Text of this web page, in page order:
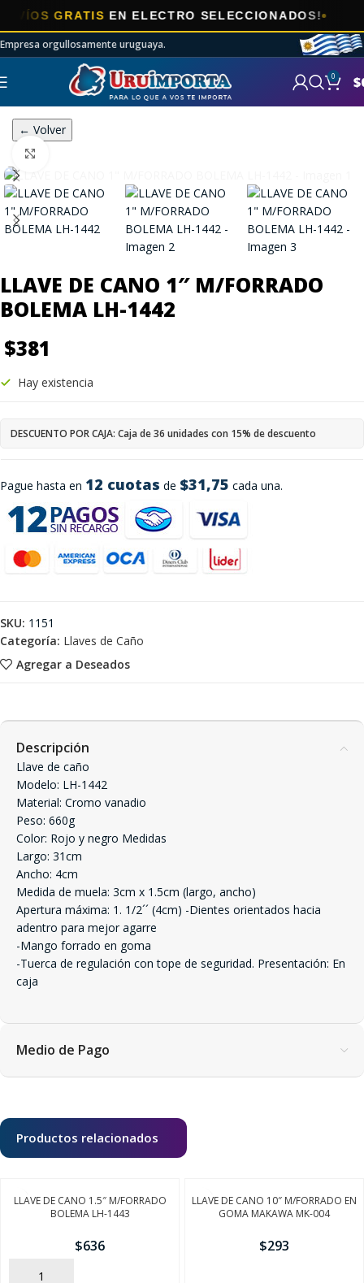
GRATISEN ELECTRO SELECCIONADOS!
Empresa orgullosamente uruguaya.
0 $
← Volver
LLAVE DE CANO 1″ M/FORRADO
BOLEMA LH-1442
$381
Pague hasta en 12 cuotas de $31,75 cada una.
Hay existencia
DESCUENTO POR CAJA: Caja de 36 unidades con 15% de descuento
Agregar a Deseados
SKU: 1151
Categoría: Llaves de Caño
Descripción
Llave de caño
Modelo: LH-1442
Material: Cromo vanadio
Peso: 660g
Color: Rojo y negro Medidas
Largo: 31cm
Ancho: 4cm
Medida de muela: 3cm x 1.5cm (largo, ancho)
Apertura máxima: 1. 1/2´´ (4cm) -Dientes orientados hacia
adentro para mejor agarre
-Mango forrado en goma
-Tuerca de regulación con tope de seguridad. Presentación: En
caja
Medio de Pago
Productos relacionados
LLAVE DE CANO 1.5″ M/FORRADO
BOLEMA LH-1443
$636
AÑADIR
LLAVE DE CANO 10″ M/FORRADO EN
GOMA MAKAWA MK-004
$293